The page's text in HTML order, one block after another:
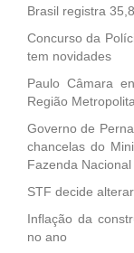
Brasil registra
Concurso da
tem novidades
Paulo Câmara
Região
Governo de
chancelas do
Fazenda Nacional
STF decide
Inflação da
no ano